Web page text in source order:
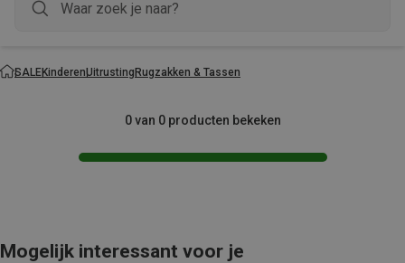
SALEKinderenUitrustingRugzakken & Tassen
0 van 0 producten bekeken
Mogelijk interessant voor je